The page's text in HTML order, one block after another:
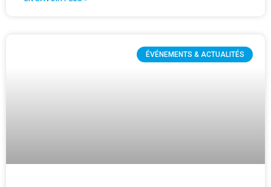
ÉVÉNEMENTS & ACTUALITÉS